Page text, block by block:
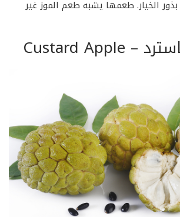
الخيار. طعمها يشبه طعم الموز غير